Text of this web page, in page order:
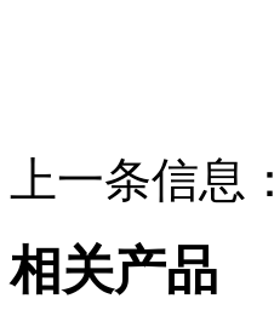
上一条信息：
相关产品